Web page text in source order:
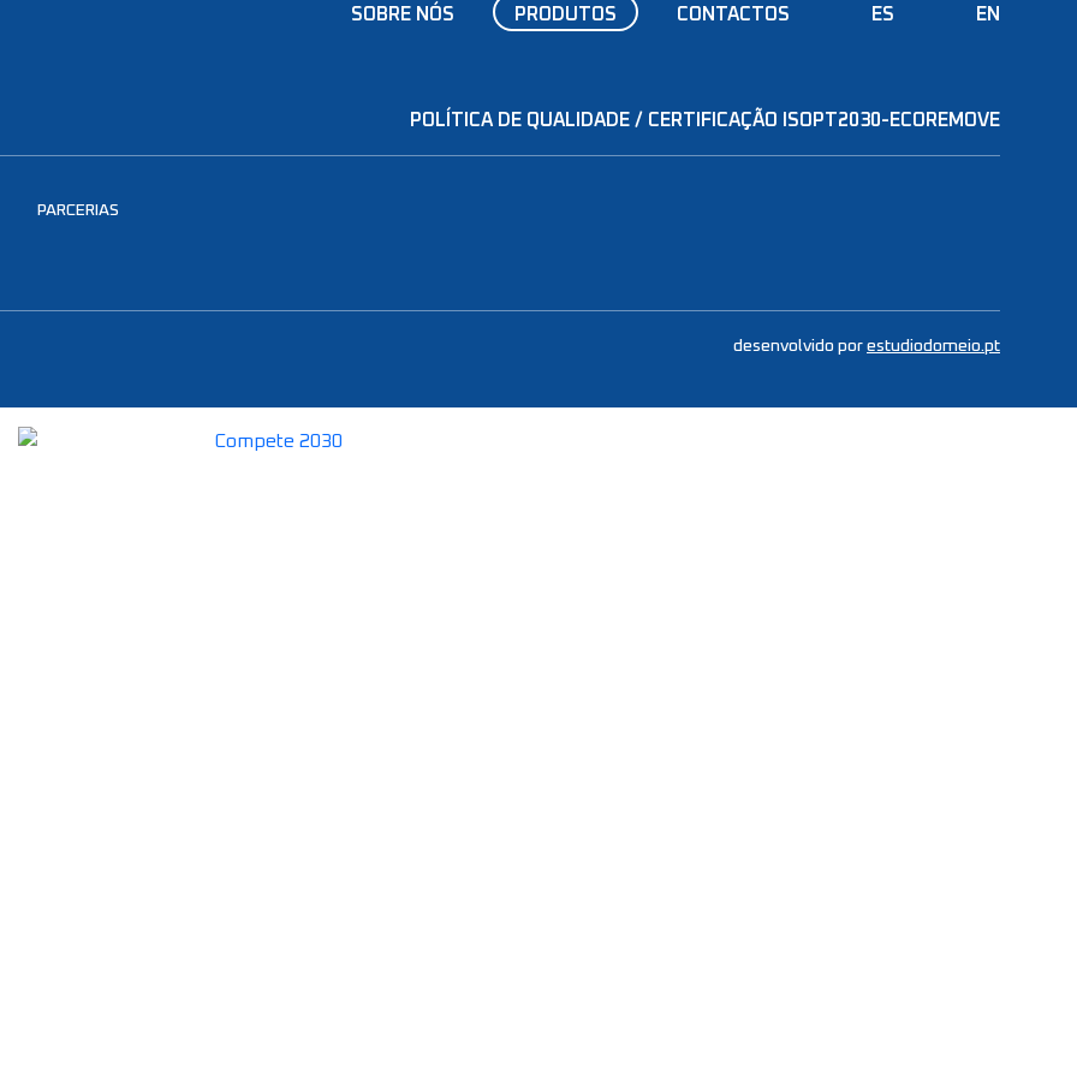
SOBRE NÓS PRODUTOS CONTACTOS ES EN
POLÍTICA DE QUALIDADE / CERTIFICAÇÃO ISOPT2030-ECOREMOVE
PARCERIAS
desenvolvido por estudiodomeio.pt